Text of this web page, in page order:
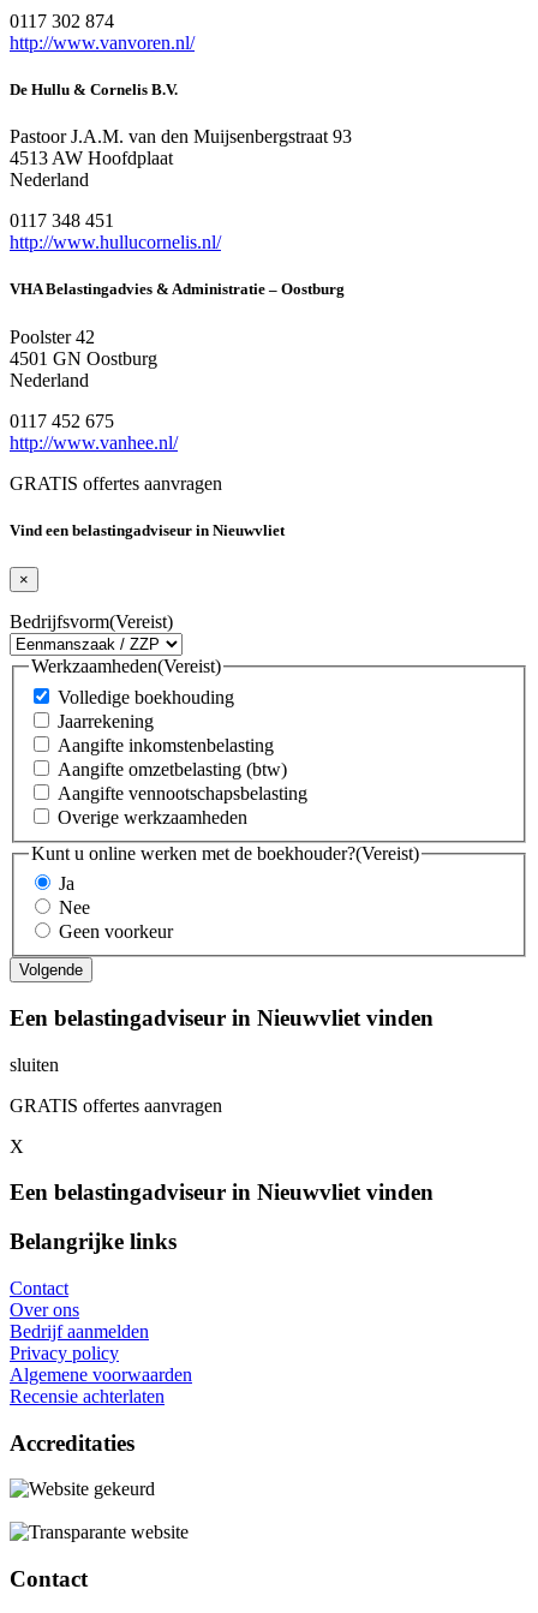
0117 302 874
http://www.vanvoren.nl/
De Hullu & Cornelis B.V.
Pastoor J.A.M. van den Muijsenbergstraat 93
4513 AW Hoofdplaat
Nederland
0117 348 451
http://www.hullucornelis.nl/
VHA Belastingadvies & Administratie – Oostburg
Poolster 42
4501 GN Oostburg
Nederland
0117 452 675
http://www.vanhee.nl/
GRATIS offertes aanvragen
Vind een belastingadviseur in Nieuwvliet
×
Bedrijfsvorm(Vereist)
Werkzaamheden(Vereist)
Volledige boekhouding
Jaarrekening
Aangifte inkomstenbelasting
Aangifte omzetbelasting (btw)
Aangifte vennootschapsbelasting
Overige werkzaamheden
Kunt u online werken met de boekhouder?(Vereist)
Ja
Nee
Geen voorkeur
Een belastingadviseur in Nieuwvliet vinden
sluiten
GRATIS offertes aanvragen
X
Een belastingadviseur in Nieuwvliet vinden
Belangrijke links
Contact
Over ons
Bedrijf aanmelden
Privacy policy
Algemene voorwaarden
Recensie achterlaten
Accreditaties
Contact